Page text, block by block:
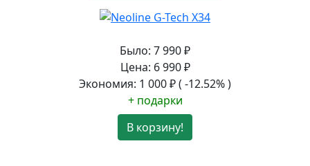
Было: 7 990₽
Цена: 6 990 ₽
Экономия: 1 000₽( -12.52% )
+ подарки
В корзину!